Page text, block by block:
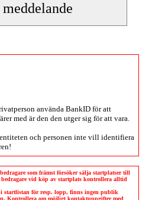
använda BankID för att
med är den den utger sig för att vara.
och personen inte vill identifiera
som främst försöker sälja startplatser till
vid köp av startplats kontrollera alltid
startlistan för resp. lopp, finns ingen publik
Kontrollera om möjligt kontaktuppgifter med